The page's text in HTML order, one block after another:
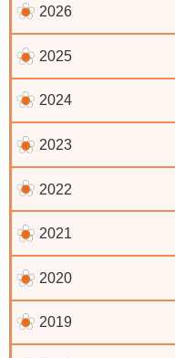
2026
2025
2024
2023
2022
2021
2020
2019